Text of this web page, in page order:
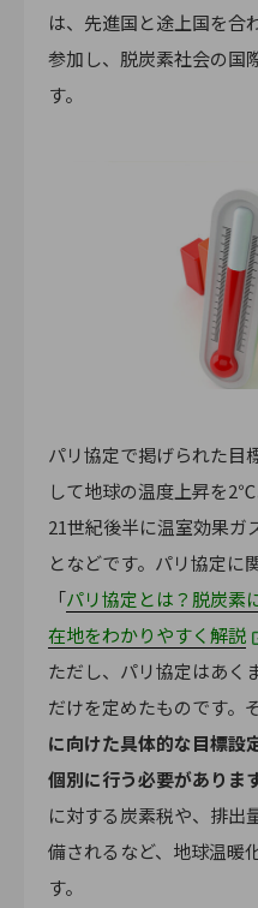
は、先進国と途上国を合
参加し、脱炭素社会の国
す。
パリ協定で掲げられた目
して地球の温度上昇を2℃
21世紀後半に温室効果ガ
となどです。パリ協定に
「パリ協定とは？脱炭素
在地をわかりやすく解説
ただし、パリ協定はあく
だけを定めたものです。
に向けた具体的な目標設
個別に行う必要があります
に対する炭素税や、排出
備されるなど、地球温暖
す。